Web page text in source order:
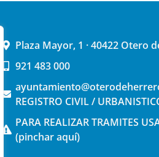
Plaza Mayor, 1 · 40422 Otero
921 483 000
REGISTRO CIVIL /
PARA REALIZAR TRAMITES
(pinchar aquí)